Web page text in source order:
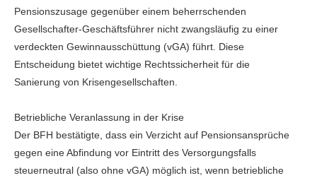
Pensionszusage gegenüber einem beherrschenden
Gesellschafter-Geschäftsführer nicht zwangsläufig zu einer
verdeckten Gewinnausschüttung (vGA) führt. Diese
Entscheidung bietet wichtige Rechtssicherheit für die
Sanierung von Krisengesellschaften.
Betriebliche Veranlassung in der Krise
Der BFH bestätigte, dass ein Verzicht auf Pensionsansprüche
gegen eine Abfindung vor Eintritt des Versorgungsfalls
steuerneutral (also ohne vGA) möglich ist, wenn betriebliche